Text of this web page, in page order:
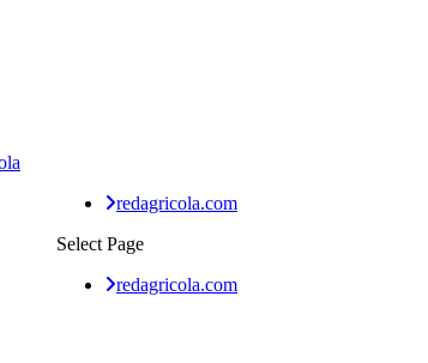
redagricola.com
Select Page
redagricola.com